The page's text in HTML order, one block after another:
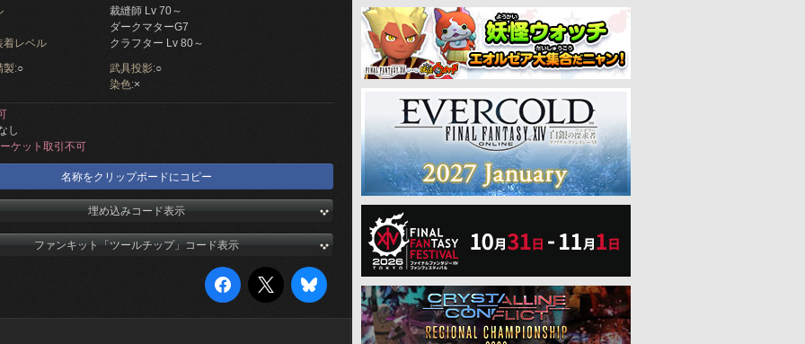
裁縫師 Lv 70～
ダークマターG7
着レベル
クラフター Lv 80～
製:○ 武具投影:○
染色:×
し
ケット取引不可
名称をクリップボードにコピー
埋め込みコード表示
ファンキット「ツールチップ」コード表示